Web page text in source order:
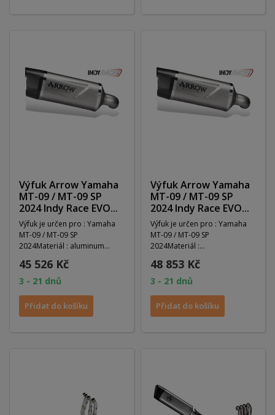
Výfuk Arrow Yamaha
MT-09 / MT-09 SP
2024 Indy Race EVO...
Výfuk je určen pro : Yamaha
MT-09 / MT-09 SP
2024Materiál : aluminum
:...
45 526 Kč
3 - 21 dnů
Přidat do košíku
Výfuk Arrow Yamaha
MT-09 / MT-09 SP
2024 Indy Race EVO...
Výfuk je určen pro : Yamaha
MT-09 / MT-09 SP
2024Materiál :
ANODélka : 0Váha...
48 853 Kč
3 - 21 dnů
Přidat do košíku